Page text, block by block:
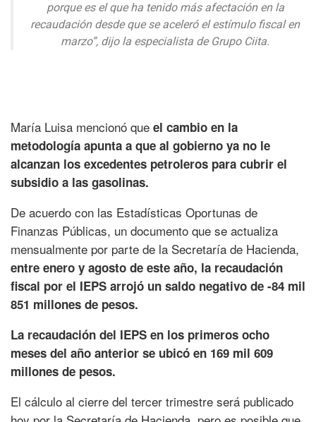
porque es el que ha tenido más afectación en la
recaudación desde que se aceleró el estímulo fiscal en
marzo”, dijo la especialista de Grupo Ciita.
María Luisa mencionó que el cambio en la
metodología apunta a que al gobierno ya no le
alcanzan los excedentes petroleros para cubrir el
subsidio a las gasolinas.
De acuerdo con las Estadísticas Oportunas de
Finanzas Públicas, un documento que se actualiza
mensualmente por parte de la Secretaría de Hacienda,
entre enero y agosto de este año, la recaudación
fiscal por el IEPS arrojó un saldo negativo de -84 mil
851 millones de pesos.
La recaudación del IEPS en los primeros ocho
meses del año anterior se ubicó en 169 mil 609
millones de pesos.
El cálculo al cierre del tercer trimestre será publicado